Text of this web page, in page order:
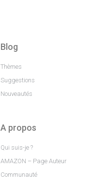
Blog
Thèmes
Suggestions
Nouveautés
A propos
Qui suis-je ?
AMAZON – Page Auteur
Communauté